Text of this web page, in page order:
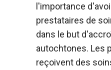
l'importance
prestataires de
dans le but
autochtones. Les
reçoivent des